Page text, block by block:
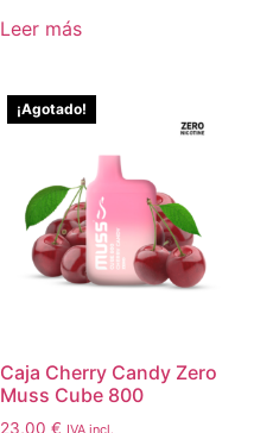
Leer más
¡Agotado!
Caja Cherry Candy Zero
Muss Cube 800
23,00 €